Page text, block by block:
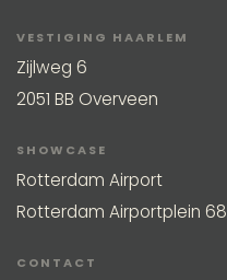
VESTIGING HAARLEM
Zijlweg 6
2051 BB Overveen
SHOWCASE
Rotterdam Airport
Rotterdam Airportplein 68
CONTACT